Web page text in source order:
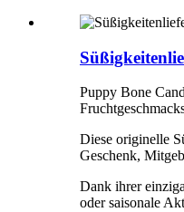
Puppy Bone
Diese originelle
Geschenk,
Dank ihrer
oder saisonale